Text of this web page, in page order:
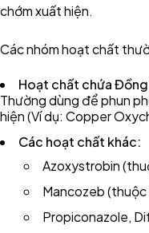
chớm xuất hiện.
Các nhóm hoạt chất
Hoạt chất chứa
Thường dùng để phun
hiện (Ví dụ: Copper
Các hoạt chất khác:
Azoxystrobin
Mancozeb
Propiconazole,